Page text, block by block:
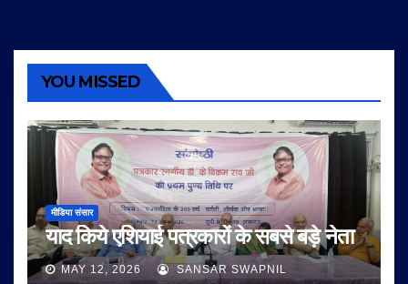
YOU MISSED
मीडिया संसार
याद किये एशियाई पत्रकारों के सबसे बड़े नेता
MAY 12, 2026 SANSAR SWAPNIL